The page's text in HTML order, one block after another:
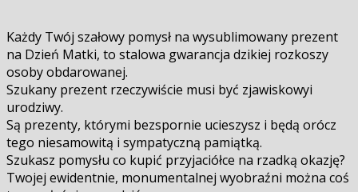
Każdy Twój szałowy pomysł na wysublimowany prezent
na Dzień Matki, to stalowa gwarancja dzikiej rozkoszy
osoby obdarowanej.
Szukany prezent rzeczywiście musi być zjawiskowyi
urodziwy.
Są prezenty, którymi bezspornie ucieszysz i będą orócz
tego niesamowitą i sympatyczną pamiątką.
Szukasz pomysłu co kupić przyjaciółce na rzadką okazję?
Twojej ewidentnie, monumentalnej wyobraźni można coś